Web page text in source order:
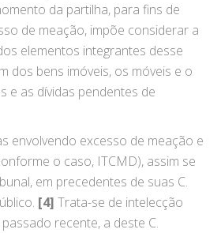
da partilha, para fins de
de meação, impõe considerar a
elementos integrantes desse
dos bens imóveis, os móveis e o
e as dívidas pendentes de
envolvendo excesso de meação e
o caso, ITCMD), assim se
em precedentes de suas C.
[4] Trata-se de intelecção
recente, a deste C.